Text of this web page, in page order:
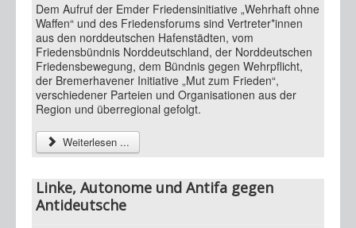
Dem Aufruf der Emder Friedensinitiative „Wehrhaft ohne
Waffen“ und des Friedensforums sind Vertreter*innen
aus den norddeutschen Hafenstädten, vom
Friedensbündnis Norddeutschland, der Norddeutschen
Friedensbewegung, dem Bündnis gegen Wehrpflicht,
der Bremerhavener Initiative „Mut zum Frieden“,
verschiedener Parteien und Organisationen aus der
Region und überregional gefolgt.
Weiterlesen ...
Linke, Autonome und Antifa gegen
Antideutsche